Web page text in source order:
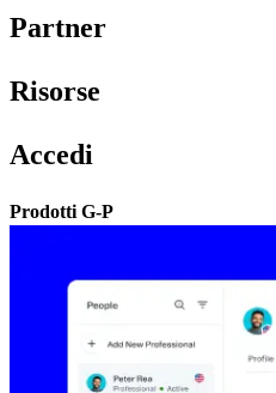
Partner​​
Risorse​​
Accedi​​
Prodotti G-P​​